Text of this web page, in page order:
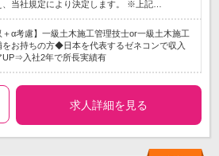
、当社規定により決定します。 ※上記…
＋α考慮】一級土木施工管理技士or一級土木施工
をお持ちの方◆日本を代表するゼネコンで収入
UP⇒入社2年で所長実績有
求人詳細を見る